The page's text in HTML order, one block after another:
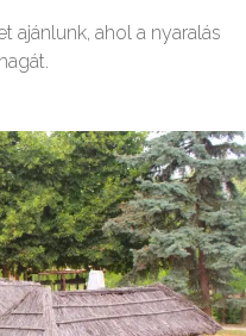
ajánlunk, ahol a nyaralás